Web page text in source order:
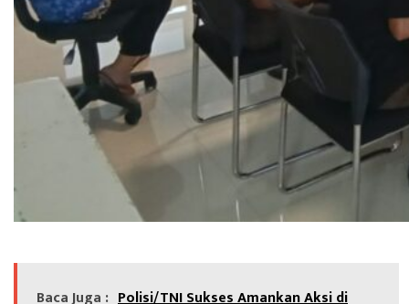
Baca Juga : Polisi/TNI Sukses Amankan Aksi di